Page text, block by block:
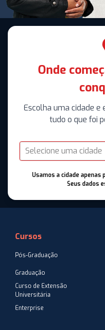
Onde
Escolha uma cidade
tudo o que foi
Selecione uma cidade
Usamos a cidade apenas
Seus dados
Cursos
Pós-Graduação
Graduação
Curso de Extensão
Universitária
Enterprise